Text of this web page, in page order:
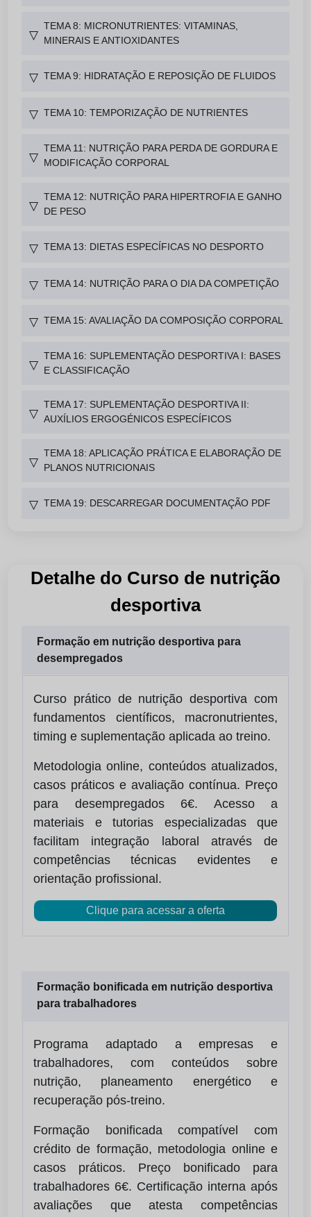
▽
TEMA 8: MICRONUTRIENTES: VITAMINAS,
MINERAIS E ANTIOXIDANTES
▽ TEMA 9: HIDRATAÇÃO E REPOSIÇÃO DE FLUIDOS
▽ TEMA 10: TEMPORIZAÇÃO DE NUTRIENTES
▽
TEMA 11: NUTRIÇÃO PARA PERDA DE GORDURA E
MODIFICAÇÃO CORPORAL
▽
TEMA 12: NUTRIÇÃO PARA HIPERTROFIA E GANHO
DE PESO
▽ TEMA 13: DIETAS ESPECÍFICAS NO DESPORTO
▽ TEMA 14: NUTRIÇÃO PARA O DIA DA COMPETIÇÃO
▽ TEMA 15: AVALIAÇÃO DA COMPOSIÇÃO CORPORAL
▽
TEMA 16: SUPLEMENTAÇÃO DESPORTIVA I: BASES
E CLASSIFICAÇÃO
▽
TEMA 17: SUPLEMENTAÇÃO DESPORTIVA II:
AUXÍLIOS ERGOGÉNICOS ESPECÍFICOS
▽
TEMA 18: APLICAÇÃO PRÁTICA E ELABORAÇÃO DE
PLANOS NUTRICIONAIS
▽ TEMA 19: DESCARREGAR DOCUMENTAÇÃO PDF
Detalhe do Curso de nutrição
desportiva
Formação em nutrição desportiva para
desempregados
Curso prático de nutrição desportiva com
fundamentos científicos, macronutrientes,
timing e suplementação aplicada ao treino.
Metodologia online, conteúdos atualizados,
casos práticos e avaliação contínua. Preço
para desempregados 6€. Acesso a
materiais e tutorias especializadas que
facilitam integração laboral através de
competências técnicas evidentes e
orientação profissional.
Clique para acessar a oferta
Formação bonificada em nutrição desportiva
para trabalhadores
Programa adaptado a empresas e
trabalhadores, com conteúdos sobre
nutrição, planeamento energético e
recuperação pós-treino.
Formação bonificada compatível com
crédito de formação, metodologia online e
casos práticos. Preço bonificado para
trabalhadores 6€. Certificação interna após
avaliações que atesta competências